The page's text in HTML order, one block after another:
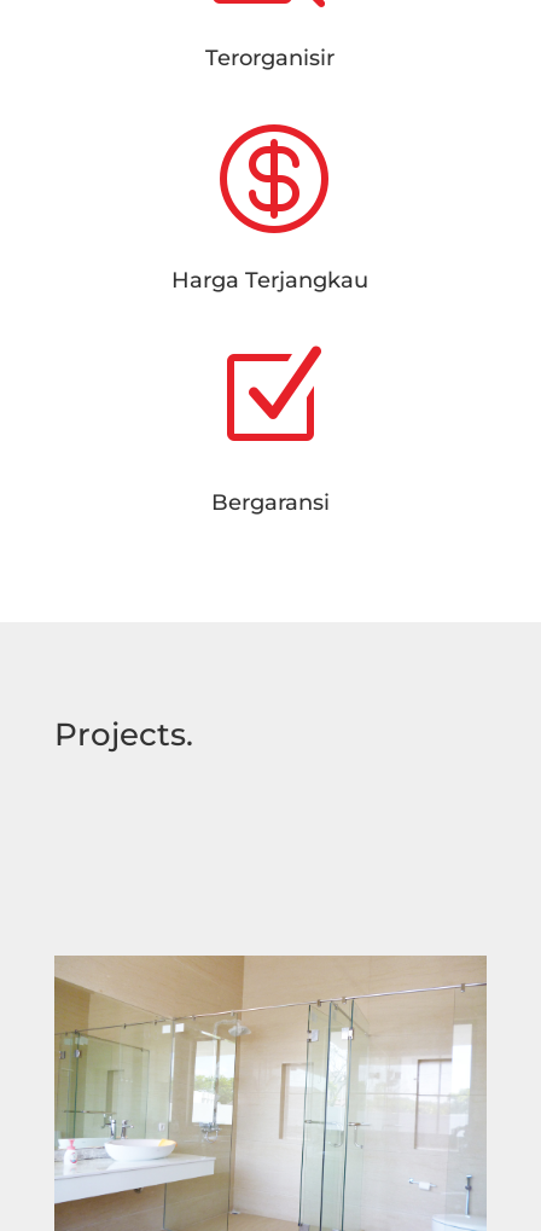
Terorganisir

Harga Terjangkau
Z
Bergaransi
Projects.